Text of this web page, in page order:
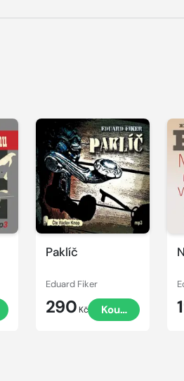
Paklíč
Eduard Fiker
290 Kč Koupit
Přehrát
ukázku